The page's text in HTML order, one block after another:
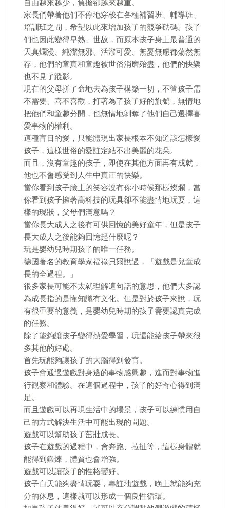
自由越來越少，負擔卻越來越重。
家長們帶著他們不停地穿梭在各種補習班、輔導班、
培訓班之間，希望以此來增加孩子的競爭砝碼。孩子
們也因此變得早熟、世故，而原本孩子身上最普通的
天真爛漫、純潔無邪、活潑可愛、無憂無慮都蕩然無
存，他們的童真和童趣被世俗消磨殆盡，他們的快樂
也不見了蹤影。
現在的父母拼了命地去為孩子構築一切，不管孩子需
不需要、喜不喜歡，打著為了孩子好的旗號，無情地
把他們和童趣分開，也無情地剝奪了他們自己選擇喜
愛事物的權利。
這種盲目的愛，只能體現出家長根本不知道該怎樣愛
孩子，這樣世俗的愛註定結不出美麗的花朵。
而且，沒有童趣的孩子，即使在其他方面再有成就，
他也不會感受到人生中真正的快樂。
當你看到孩子臉上的笑容沒有你小時候那樣燦爛，當
你看到孩子擁著高科技的玩具卻不能盡情地玩耍，這
樣的現狀，父母們滿意嗎？
當你長大成人之後有可供回憶的美好童年，但是孩子
長大成人之後能夠回憶起什麼呢？
玩是嬰幼兒時期孩子的唯一任務。
德國著名的教育學家福祿貝爾說過，「遊戲是兒童成
長的全過程。」
很多家長可能不太就理解這句話的意思，他們大多認
為成長指的是懂知識有文化。但是對於孩子來說，玩
有很重要的意義，是嬰幼兒時期的孩子需要認真完成
的任務。
除了能夠讓孩子變得熱愛學習，玩還能給孩子帶來很
多其他的好處。
首先玩能夠讓孩子的大腦得到發育。
孩子會通過遊戲對身邊的事物感興趣，進而對事物進
行觀察和體驗。在這個過程中，孩子的好奇心得到滿
足。
而且遊戲可以再現生活中的場景，孩子可以練慣用自
己的方式解決生活中可能出現的問題。
遊戲可以幫助孩子茁壯成長。
孩子在遊戲的過程中，會奔跑、拉扯等，這樣身體就
能得到鍛煉，體質也會增強。
遊戲可以讓孩子的性格變好。
孩子白天能夠盡情玩耍，專註地遊戲，晚上就能夠充
分的休息，這樣就可以形成一個良性循環。